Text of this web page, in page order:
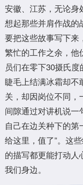
安徽、江苏，无论身
想起那些并肩作战
要把这些故事写下来
繁忙的工作之余，他
员们在零下30摄氏
睫毛上结满冰霜却不
关，却因岗位不同
间隙通过对讲机说一
自己在边关种下的第
给这里，值了”。这
的描写都更能打动
我们身边。